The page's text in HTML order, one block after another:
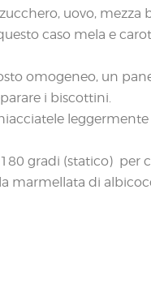
uovo, mezza
caso mela e
omogeneo, un
i biscottini.
gradi (statico) per
marmellata di